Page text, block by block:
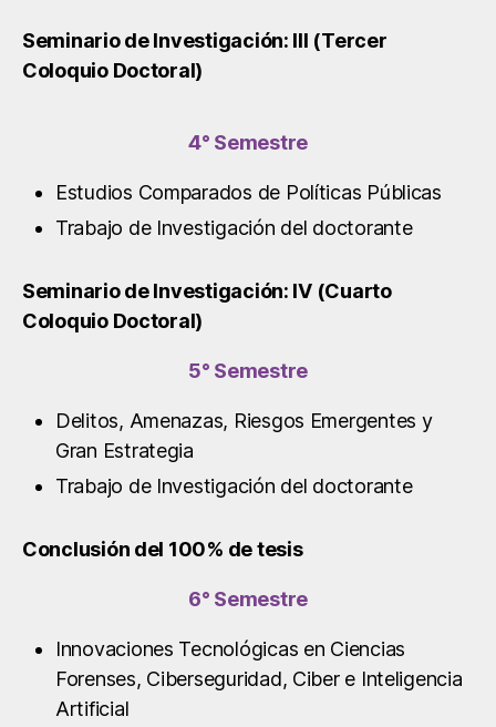
Seminario de Investigación: lll (Tercer
Coloquio Doctoral)
4° Semestre
Estudios Comparados de Políticas Públicas
Trabajo de Investigación del doctorante
Seminario de Investigación: lV (Cuarto
Coloquio Doctoral)
5° Semestre
Delitos, Amenazas, Riesgos Emergentes y
Gran Estrategia
Trabajo de Investigación del doctorante
Conclusión del 100% de tesis
6° Semestre
Innovaciones Tecnológicas en Ciencias
Forenses, Ciberseguridad, Ciber e Inteligencia
Artificial